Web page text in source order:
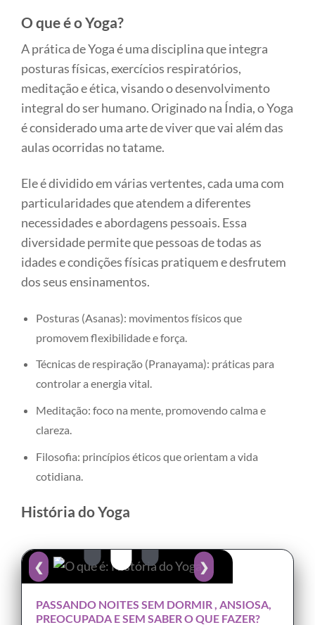
O que é o Yoga?
A prática de Yoga é uma disciplina que integra
posturas físicas, exercícios respiratórios,
meditação e ética, visando o desenvolvimento
integral do ser humano. Originado na Índia, o Yoga
é considerado uma arte de viver que vai além das
aulas ocorridas no tatame.
Ele é dividido em várias vertentes, cada uma com
particularidades que atendem a diferentes
necessidades e abordagens pessoais. Essa
diversidade permite que pessoas de todas as
idades e condições físicas pratiquem e desfrutem
dos seus ensinamentos.
Posturas (Asanas): movimentos físicos que
promovem flexibilidade e força.
Técnicas de respiração (Pranayama): práticas para
controlar a energia vital.
Meditação: foco na mente, promovendo calma e
clareza.
Filosofia: princípios éticos que orientam a vida
cotidiana.
História do Yoga
❮ ❯
PASSANDO NOITES SEM DORMIR , ANSIOSA,
PREOCUPADA E SEM SABER O QUE FAZER?